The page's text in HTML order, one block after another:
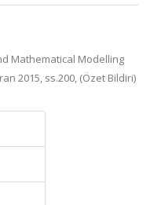
Mathematical Modelling
2015, ss.200, (Özet Bildiri)